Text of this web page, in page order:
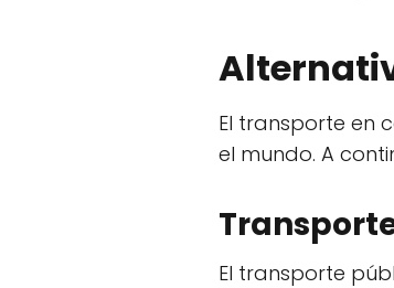
El transporte en
el mundo. A
El transporte